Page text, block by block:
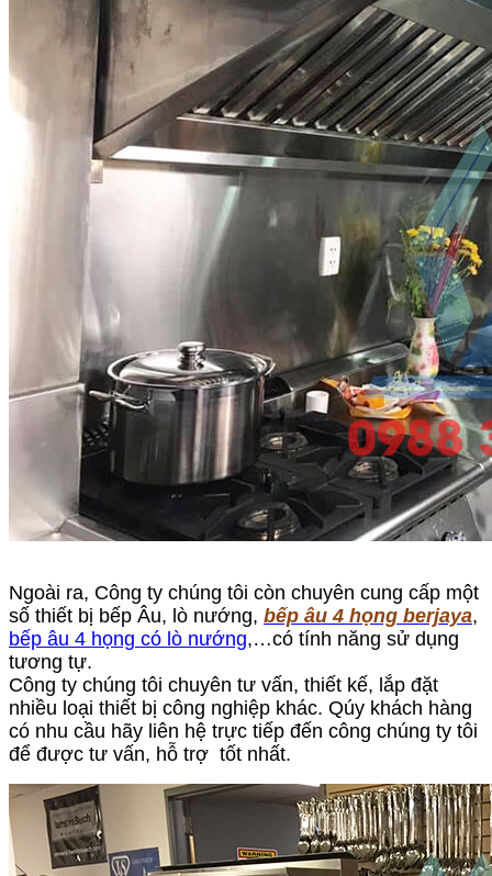
Ngoài ra, Công ty chúng tôi còn chuyên cung cấp một
số thiết bị bếp Âu, lò nướng, bếp âu 4 họng berjaya,
bếp âu 4 họng có lò nướng,…có tính năng sử dụng
tương tự.
Công ty chúng tôi chuyên tư vấn, thiết kế, lắp đặt
nhiều loại thiết bị công nghiệp khác. Qúy khách hàng
có nhu cầu hãy liên hệ trực tiếp đến công chúng ty tôi
để được tư vấn, hỗ trợ tốt nhất.